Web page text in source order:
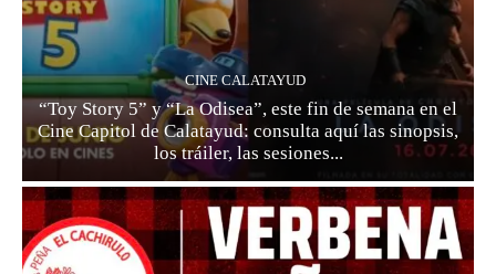
CINE CALATAYUD
“Toy Story 5” y “La Odisea”, este fin de semana en el
Cine Capitol de Calatayud: consulta aquí las sinopsis,
los tráiler, las sesiones...